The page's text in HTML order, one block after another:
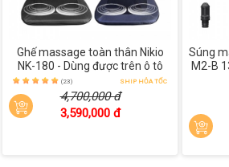
Ghế massage toàn thân Nikio
NK-180 - Dùng được trên ô tô
(23) SHIP HỎA TỐC
4,700,000 đ
3,590,000 đ
Súng
M2-B